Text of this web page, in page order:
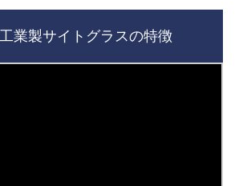
業製サイトグラスの特徴